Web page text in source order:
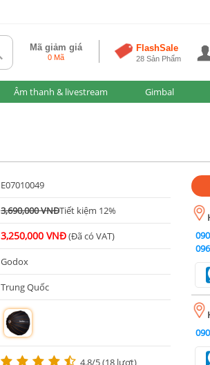
Mã giảm giá
0 Mã
FlashSale
28 Sản Phẩm
Âm thanh & livestream Gimbal
E07010049
3,690,000 VNĐTiết kiệm 12%
3,250,000 VNĐ(Đã có VAT)
Godox
Trung Quốc
m
4.8/5 (18 lượt)